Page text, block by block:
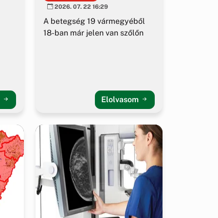
2026. 07. 22 16:29
A betegség 19 vármegyéből
18-ban már jelen van szőlőn
Elolvasom